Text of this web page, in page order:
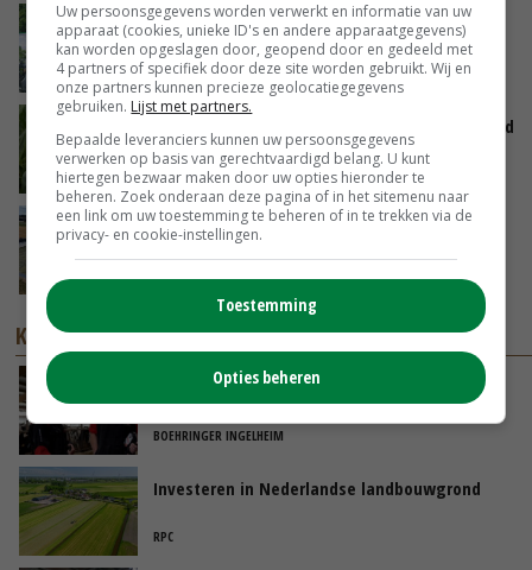
Oekraïne-vlogger Kees Huizinga: ‘Bezoek van
de ambassade mag zelf groente plukken’
GISTEREN, 12:00
Limburgse mais van Frijns doet het verrassend
goed
GISTEREN, 10:00
Droogte veroorzaakt steeds meer problemen:
‘Bassin afgelopen week al leeg’
KENNISPARTNERS
‘Een comfortabele droogstand legt de basis
voor de volgende lactatie’
BOEHRINGER INGELHEIM
Investeren in Nederlandse landbouwgrond
RPC
Uw persoonsgegevens worden verwerkt en informatie van uw
apparaat (cookies, unieke ID's en andere apparaatgegevens)
kan worden opgeslagen door, geopend door en gedeeld met
4 partners of specifiek door deze site worden gebruikt. Wij en
onze partners kunnen precieze geolocatiegegevens
gebruiken. Lijst met partners.
Bepaalde leveranciers kunnen uw persoonsgegevens
verwerken op basis van gerechtvaardigd belang. U kunt
hiertegen bezwaar maken door uw opties hieronder te
beheren. Zoek onderaan deze pagina of in het sitemenu naar
een link om uw toestemming te beheren of in te trekken via de
privacy- en cookie-instellingen.
Toestemming
Opties beheren